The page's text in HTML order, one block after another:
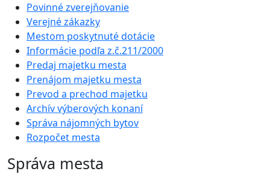
Povinné zverejňovanie
Verejné zákazky
Mestom poskytnuté dotácie
Informácie podľa z.č.211/2000
Predaj majetku mesta
Prenájom majetku mesta
Prevod a prechod majetku
Archív výberových konaní
Správa nájomných bytov
Rozpočet mesta
Správa mesta